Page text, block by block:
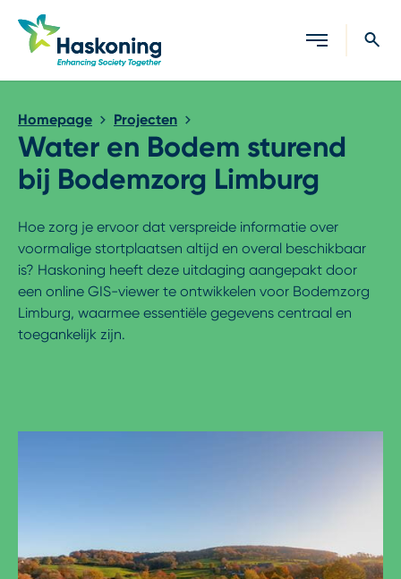
Sluiten
Homepage Projecten
Water en Bodem sturend
bij Bodemzorg Limburg
Hoe zorg je ervoor dat verspreide informatie over
voormalige stortplaatsen altijd en overal beschikbaar
is? Haskoning heeft deze uitdaging aangepakt door
een online GIS-viewer te ontwikkelen voor Bodemzorg
Limburg, waarmee essentiële gegevens centraal en
toegankelijk zijn.